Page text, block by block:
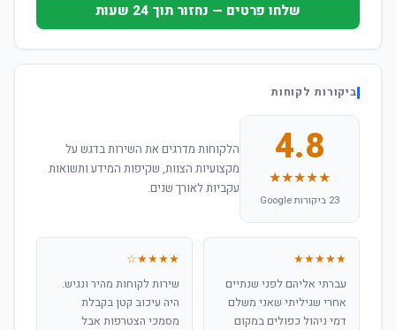
שלחו פרטים — נחזור תוך 24 שעות
ביקורות לקוחות
4.8
★★★★★
23 ביקורות Google
הלקוחות מדרגים את השירות בדגש על
מקצועיות הצוות, שקיפות המידע ותשואות
עקביות לאורך שנים.
★★★★★
עברתי אליהם לפני שנתיים
אחרי שגיליתי שאני משלם
דמי ניהול כפולים במקום
★★★★☆
שירות לקוחות מהיר ונגיש.
היה עיכוב קטן בקבלת
מסמכי הצטרפות אבל